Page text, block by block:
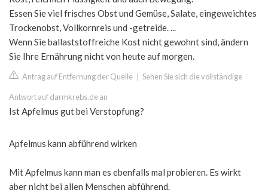
Essen Sie viel frisches Obst und Gemüse, Salate, eingeweichtes
Trockenobst, Vollkornreis und -getreide. ...
Wenn Sie ballaststoffreiche Kost nicht gewohnt sind, ändern
Sie Ihre Ernährung nicht von heute auf morgen.
Antrag auf Entfernung der Quelle Sehen Sie sich die vollständige
Antwort auf darmkrebs.de an
Ist Apfelmus gut bei Verstopfung?
Apfelmus kann abführend wirken
Mit Apfelmus kann man es ebenfalls mal probieren. Es wirkt
aber nicht bei allen Menschen abführend.